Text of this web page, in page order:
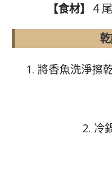
【食材】 ４
1. 將香魚洗淨擦
2. 冷